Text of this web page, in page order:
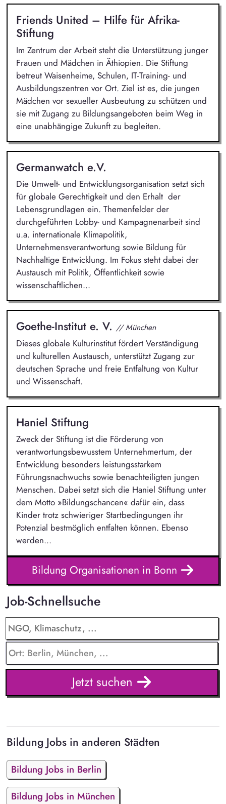
Friends United – Hilfe für Afrika-
Stiftung
Im Zentrum der Arbeit steht die Unterstützung junger
Frauen und Mädchen in Äthiopien. Die Stiftung
betreut Waisenheime, Schulen, IT-Training- und
Ausbildungszentren vor Ort. Ziel ist es, die jungen
Mädchen vor sexueller Ausbeutung zu schützen und
sie mit Zugang zu Bildungsangeboten beim Weg in
eine unabhängige Zukunft zu begleiten.
Germanwatch e.V.
Die Umwelt- und Entwicklungsorganisation setzt sich
für globale Gerechtigkeit und den Erhalt der
Lebensgrundlagen ein. Themenfelder der
durchgeführten Lobby- und Kampagnenarbeit sind
u.a. internationale Klimapolitik,
Unternehmensverantwortung sowie Bildung für
Nachhaltige Entwicklung. Im Fokus steht dabei der
Austausch mit Politik, Öffentlichkeit sowie
wissenschaftlichen...
Goethe-Institut e. V. // München
Dieses globale Kulturinstitut fördert Verständigung
und kulturellen Austausch, unterstützt Zugang zur
deutschen Sprache und freie Entfaltung von Kultur
und Wissenschaft.
Haniel Stiftung
Zweck der Stiftung ist die Förderung von
verantwortungsbewusstem Unternehmertum, der
Entwicklung besonders leistungsstarkem
Führungsnachwuchs sowie benachteiligten jungen
Menschen. Dabei setzt sich die Haniel Stiftung unter
dem Motto »Bildungschancen« dafür ein, dass
Kinder trotz schwieriger Startbedingungen ihr
Potenzial bestmöglich entfalten können. Ebenso
werden...
Bildung Organisationen in Bonn
Job-Schnellsuche
Jetzt suchen
Bildung Jobs in anderen Städten
Bildung Jobs in Berlin
Bildung Jobs in München